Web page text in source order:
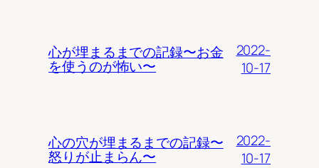
心が埋まるまでの記録〜お金
を使うのが怖い〜
2022-
10-17
心の穴が埋まるまでの記録〜
怒りが止まらん〜
2022-
10-17